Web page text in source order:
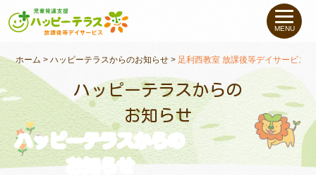
私たちについて
未就学のお子さま（０〜６才）
小学生〜高校生の お子さま
支援事例
MENU
ホーム >ハッピーテラスからのお知らせ > 足利西教室 放課後等デイサービス
ハッピーテラスからの
お知らせ
ハッピーテラスからの
お知らせ